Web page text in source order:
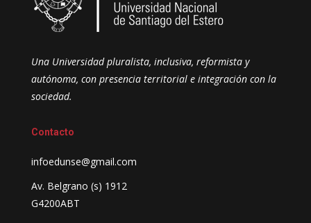
Una Universidad pluralista, inclusiva, reformista y
autónoma, con presencia territorial e integración con la
sociedad.
Contacto
infoedunse@gmail.com
Av. Belgrano (s) 1912
G4200ABT